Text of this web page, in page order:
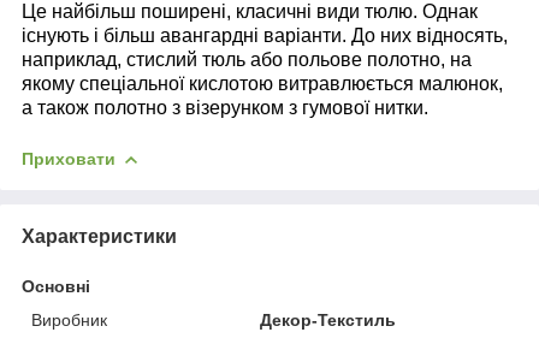
Це найбільш поширені, класичні види тюлю. Однак
існують і більш авангардні варіанти. До них відносять,
наприклад, стислий тюль або польове полотно, на
якому спеціальної кислотою витравлюється малюнок,
а також полотно з візерунком з гумової нитки.
Приховати
Характеристики
Основні
Виробник
Декор-Текстиль